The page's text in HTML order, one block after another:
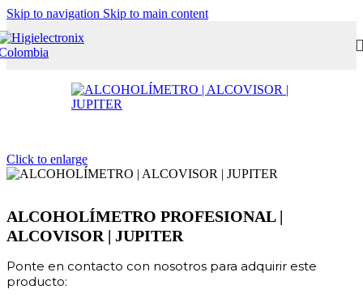
Skip to navigation Skip to main content
Click to enlarge
ALCOHOLÍMETRO PROFESIONAL |
ALCOVISOR | JUPITER
Ponte en contacto con nosotros para adquirir este
producto: